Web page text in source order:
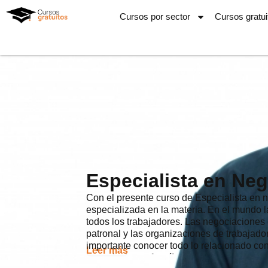
Cursos por sector Cursos
Especialista en
Con el presente curso de Especialista en
especializada en la materia. En el mundo
todos los trabajadores. Las
patronal y las organizaciones de
importante conocer todo lo relacionado
negociaciones fructíferas.
Leer más